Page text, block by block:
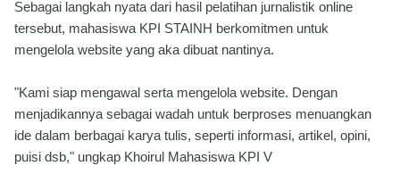
Sebagai langkah nyata dari hasil pelatihan jurnalistik online
tersebut, mahasiswa KPI STAINH berkomitmen untuk
mengelola website yang aka dibuat nantinya.
"Kami siap mengawal serta mengelola website. Dengan
menjadikannya sebagai wadah untuk berproses menuangkan
ide dalam berbagai karya tulis, seperti informasi, artikel, opini,
puisi dsb," ungkap Khoirul Mahasiswa KPI V